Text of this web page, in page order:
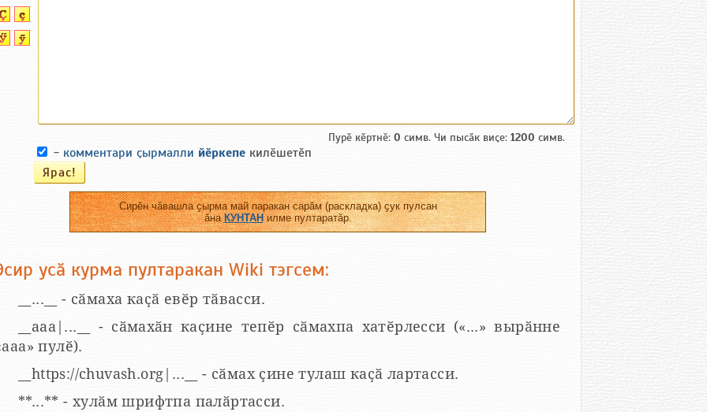
Пурӗ кӗртнӗ: 0 симв. Чи пысӑк виҫе: 1200 симв.
- комментари ҫырмалли йӗркепе килӗшетӗп
Сирӗн чӑвашла ҫырма май паракан сарӑм (раскладка) ҫук пулсан
ӑнаКУНТАНилме пултаратӑр.
усӑ курма пултаракан Wiki тэгсем:
__...__ - сӑмаха каҫӑ евӗр тӑвасси.
__aaa|...__ - сӑмахӑн каҫине тепӗр сӑмахпа хатӗрлесси («...» вырӑнне
пулӗ).
__https://chuvash.org|...__ - сӑмах ҫине тулаш каҫӑ лартасси.
**...** - хулӑм шрифтпа палӑртасси.